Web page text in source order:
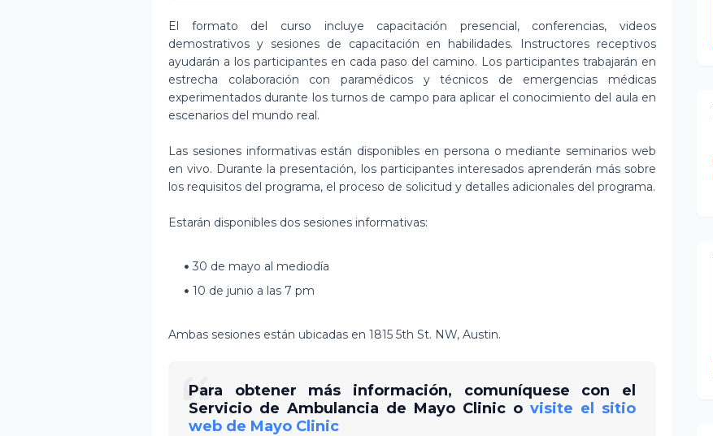
El formato del curso incluye capacitación presencial, conferencias, videos
demostrativos y sesiones de capacitación en habilidades. Instructores receptivos
ayudarán a los participantes en cada paso del camino. Los participantes trabajarán en
estrecha colaboración con paramédicos y técnicos de emergencias médicas
experimentados durante los turnos de campo para aplicar el conocimiento del aula en
escenarios del mundo real.
Las sesiones informativas están disponibles en persona o mediante seminarios web
en vivo. Durante la presentación, los participantes interesados ​​aprenderán más sobre
los requisitos del programa, el proceso de solicitud y detalles adicionales del programa.
Estarán disponibles dos sesiones informativas:
30 de mayo al mediodía
10 de junio a las 7 pm
Ambas sesiones están ubicadas en 1815 5th St. NW, Austin.
Para obtener más información, comuníquese con el
Servicio de Ambulancia de Mayo Clinic o visite el sitio
web de Mayo Clinic